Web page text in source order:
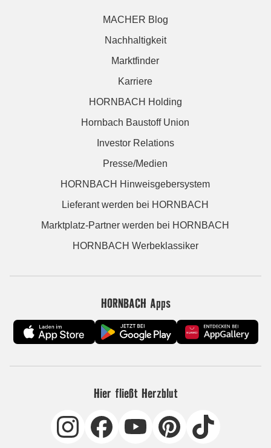
MACHER Blog
Nachhaltigkeit
Marktfinder
Karriere
HORNBACH Holding
Hornbach Baustoff Union
Investor Relations
Presse/Medien
HORNBACH Hinweisgebersystem
Lieferant werden bei HORNBACH
Marktplatz-Partner werden bei HORNBACH
HORNBACH Werbeklassiker
HORNBACH Apps
Hier fließt Herzblut